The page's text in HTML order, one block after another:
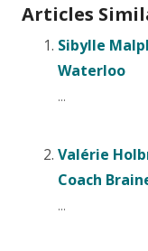
Articles
Sibylle
Waterloo
...
Valérie
Coach
...